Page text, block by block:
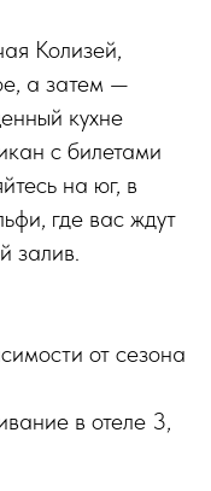
Колизей,
а затем —
кухне
с билетами
на юг, в
где вас ждут
залив.
от сезона
в отеле 3,